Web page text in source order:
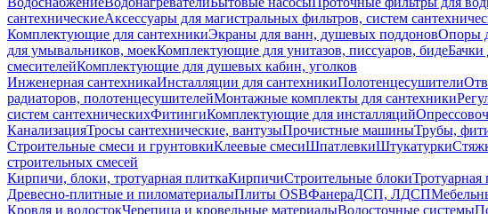
сантехническиеАксессуары для магистральных фильтров, систем
Комплектующие для сантехникиЭкраны для ванн, душевых поддоновОпоры
для умывальников, моекКомплектующие для унитазов, писсуаров, бидеБачки
смесителейКомплектующие для душевых кабин, уголков
Инженерная сантехникаИнсталляции для сантехникиПолотенцесушители
радиаторов, полотенцесушителейМонтажные комплекты для сантехники
систем сантехническихФитингиКомплектующие для инсталляций
КанализацияТросы сантехнические, вантузыПрочистные машиныТрубы,
Строительные смеси и грунтовкиКлеевые смесиШпатлевкиШтукатурки
строительных смесей
Кирпичи, блоки, тротуарная плиткаКирпичиСтроительные блокиТротуарная
Древесно-плитные и пиломатериалыПлиты OSBФанераДСП, ЛДСП
Кровля и водостокЧерепица и кровельные материалыВодосточные системы